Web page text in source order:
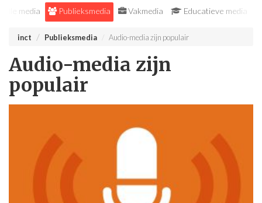
Alle media Publieksmedia Vakmedia Educatieve media
inct Publieksmedia Audio-media zijn populair
Audio-media zijn
populair